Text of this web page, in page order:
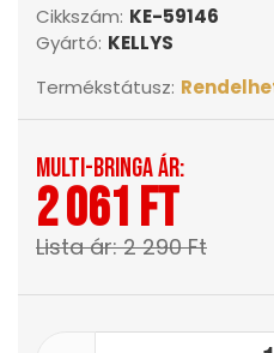
Cikkszám: KE-59146
Gyártó: KELLYS
Termékstátusz:
Multi-Bringa ár:
2 061 Ft
Lista ár: 2 290 Ft